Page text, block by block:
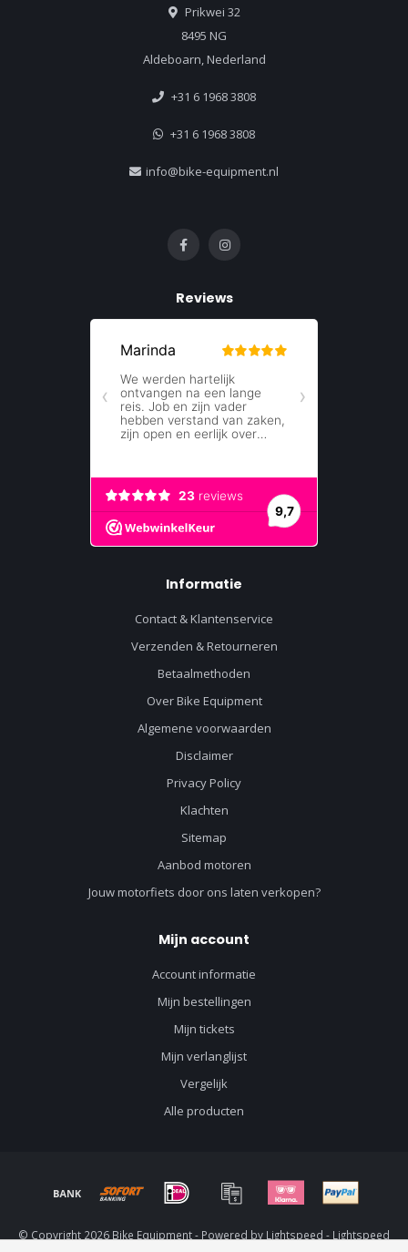
Prikwei 32
8495 NG
Aldeboarn, Nederland
+31 6 1968 3808
+31 6 1968 3808
info@bike-equipment.nl
Reviews
Informatie
Contact & Klantenservice
Verzenden & Retourneren
Betaalmethoden
Over Bike Equipment
Algemene voorwaarden
Disclaimer
Privacy Policy
Klachten
Sitemap
Aanbod motoren
Jouw motorfiets door ons laten verkopen?
Mijn account
Account informatie
Mijn bestellingen
Mijn tickets
Mijn verlanglijst
Vergelijk
Alle producten
© Copyright 2026 Bike Equipment - Powered by Lightspeed - Lightspeed